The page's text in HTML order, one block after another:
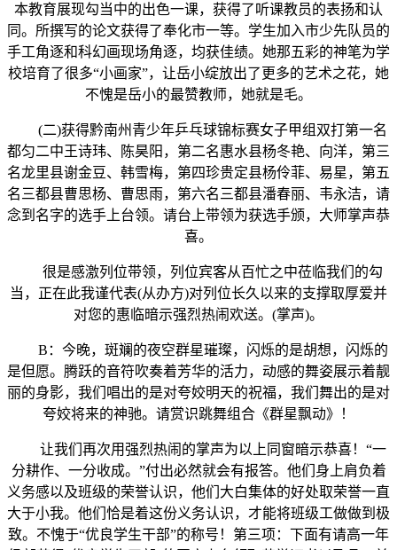
本教育展现勾当中的出色一课，获得了听课教员的表扬和认
同。所撰写的论文获得了奉化市一等。学生加入市少先队员的
手工角逐和科幻画现场角逐，均获佳绩。她那五彩的神笔为学
校培育了很多“小画家”，让岳小绽放出了更多的艺术之花，她
不愧是岳小的最赞教师，她就是毛。
(二)获得黔南州青少年乒乓球锦标赛女子甲组双打第一名
都匀二中王诗玮、陈昊阳，第二名惠水县杨冬艳、向洋，第三
名龙里县谢金豆、韩雪梅，第四珍贵定县杨伶菲、易星，第五
名三都县曹思杨、曹思雨，第六名三都县潘春丽、韦永洁，请
念到名字的选手上台领。请台上带领为获选手颁，大师掌声恭
喜。
很是感激列位带领，列位宾客从百忙之中莅临我们的勾
当，正在此我谨代表(从办方)对列位长久以来的支撑取厚爱并
对您的惠临暗示强烈热闹欢送。(掌声)。
B：今晚，斑斓的夜空群星璀璨，闪烁的是胡想，闪烁的
是但愿。腾跃的音符吹奏着芳华的活力，动感的舞姿展示着靓
丽的身影，我们唱出的是对夸姣明天的祝福，我们舞出的是对
夸姣将来的神驰。请赏识跳舞组合《群星飘动》！
让我们再次用强烈热闹的掌声为以上同窗暗示恭喜！“一
分耕作、一分收成。”付出必然就会有报答。他们身上肩负着
义务感以及班级的荣誉认识，他们大白集体的好处取荣誉一直
大于小我。他们恰是着这份义务认识，才能将班级工做做到极
致。不愧于“优良学生干部”的称号！第三项：下面有请高一年